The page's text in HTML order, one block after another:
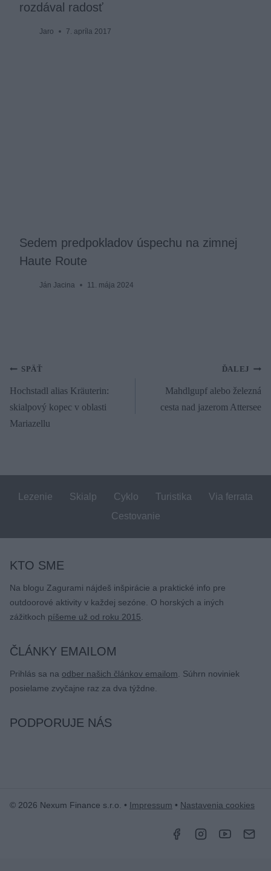
rozdával radosť
Jaro 7. apríla 2017
Sedem predpokladov úspechu na zimnej
Haute Route
Ján Jacina 11. mája 2024
Navigácia
článku
SPÄŤ
Hochstadl alias Kräuterin:
skialpový kopec v oblasti
Mariazellu
ĎALEJ
Mahdlgupf alebo železná
cesta nad jazerom Attersee
Lezenie Skialp Cyklo Turistika
Via ferrata
Cestovanie
KTO SME
Na blogu Zagurami nájdeš inšpirácie a praktické info pre
outdoorové aktivity v každej sezóne. O horských a iných
zážitkoch píšeme už od roku 2015
ČLÁNKY EMAILOM
Prihlás sa na odber našich článkov emailom . Súhrn noviniek
posielame zvyčajne raz za dva týždne.
PODPORUJE NÁS
© 2026 Nexum Finance s.r.o. • Impressum • Nastavenia cookies